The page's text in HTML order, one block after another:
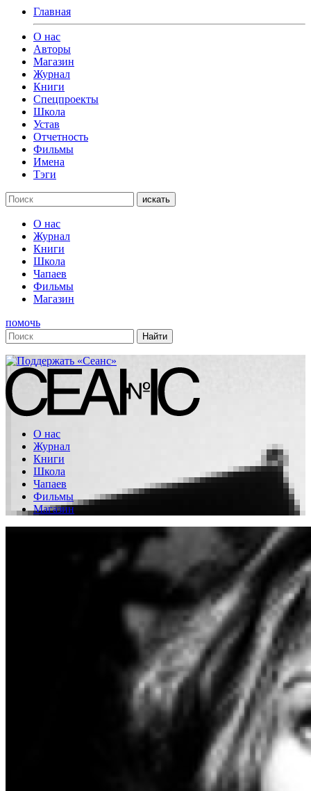
Главная
О нас
Авторы
Магазин
Журнал
Книги
Спецпроекты
Школа
Устав
Отчетность
Фильмы
Имена
Тэги
искать
О нас
Журнал
Книги
Школа
Чапаев
Фильмы
Магазин
помочь
О нас
Журнал
Книги
Школа
Чапаев
Фильмы
Магазин